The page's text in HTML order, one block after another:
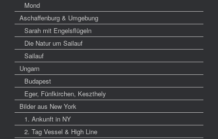
Mond
Aschaffenburg & Umgebung
Sarah mit Engelsflügeln
Die Natur um Sailauf
Sailauf
Ungarn
Budapest
Eger, Fünfkirchen, Keszthely
Bilder aus New York
1. Ankunft in NY
2. Tag Vessel & High Line